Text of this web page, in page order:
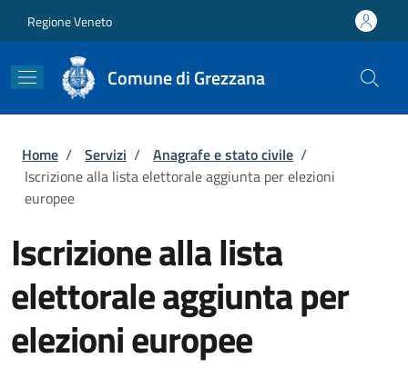
Regione Veneto
Comune di Grezzana
Briciole di pane
Home / Servizi / Anagrafe e stato civile /
Iscrizione alla lista elettorale aggiunta per elezioni
europee
Iscrizione alla lista
elettorale aggiunta per
elezioni europee